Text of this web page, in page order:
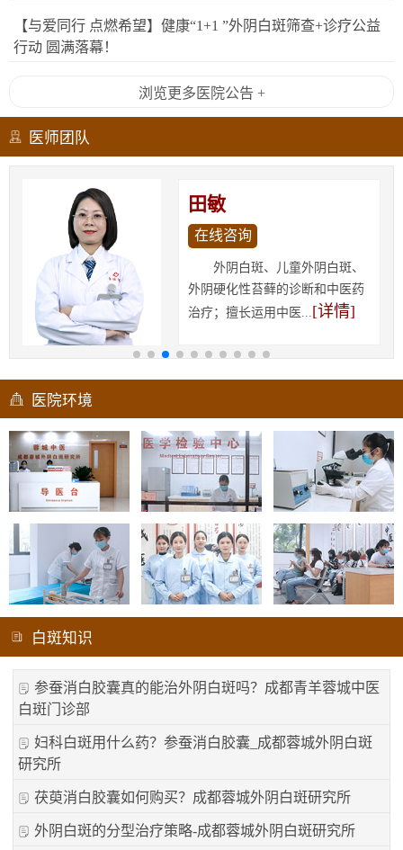
【与爱同行 点燃希望】健康“1+1 ”外阴白斑筛查+诊疗公益
行动 圆满落幕！
浏览更多医院公告 +
医师团队
田敏
在线咨询
外阴白斑、儿童外阴白斑、
外阴硬化性苔藓的诊断和中医药
治疗；擅长运用中医...[详情]
医院环境
白斑知识
参蚕消白胶囊真的能治外阴白斑吗？成都青羊蓉城中医
白斑门诊部
妇科白斑用什么药？参蚕消白胶囊_成都蓉城外阴白斑
研究所
茯萸消白胶囊如何购买？成都蓉城外阴白斑研究所
外阴白斑的分型治疗策略-成都蓉城外阴白斑研究所